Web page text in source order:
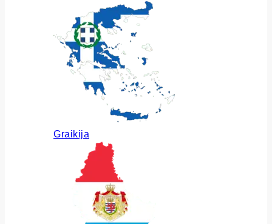
Graikija